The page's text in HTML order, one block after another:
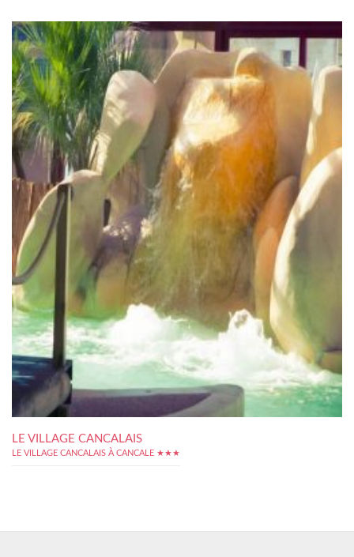
LE VILLAGE CANCALAIS
LE VILLAGE CANCALAIS À CANCALE ★★★